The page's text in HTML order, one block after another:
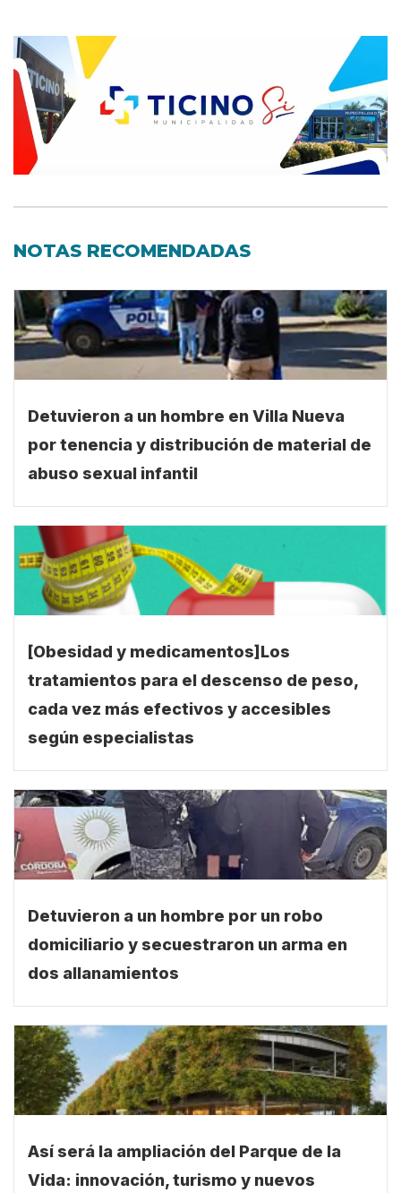
NOTAS RECOMENDADAS
Detuvieron a un hombre en Villa Nueva
por tenencia y distribución de material de
abuso sexual infantil
[Obesidad y medicamentos]Los
tratamientos para el descenso de peso,
cada vez más efectivos y accesibles
según especialistas
Detuvieron a un hombre por un robo
domiciliario y secuestraron un arma en
dos allanamientos
Así será la ampliación del Parque de la
Vida: innovación, turismo y nuevos